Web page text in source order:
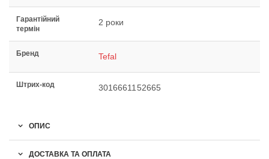
Гарантійний
термін
2 роки
Бренд Tefal
Штрих-код 3016661152665
ОПИС
ДОСТАВКА ТА ОПЛАТА